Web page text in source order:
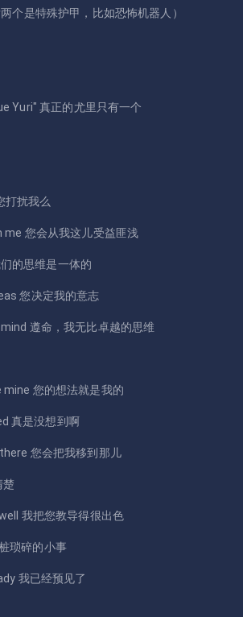
个是特殊护甲，比如恐怖机器人）
Yuri" 真正的尤里只有一个
打扰我么
您会从我这儿受益匪浅
的思维是一体的
您决定我的意志
遵命，我无比卓越的思维
您的想法就是我的
真是没想到啊
您会把我移到那儿
楚
我把您教导得很出色
琐碎的小事
我已经预见了